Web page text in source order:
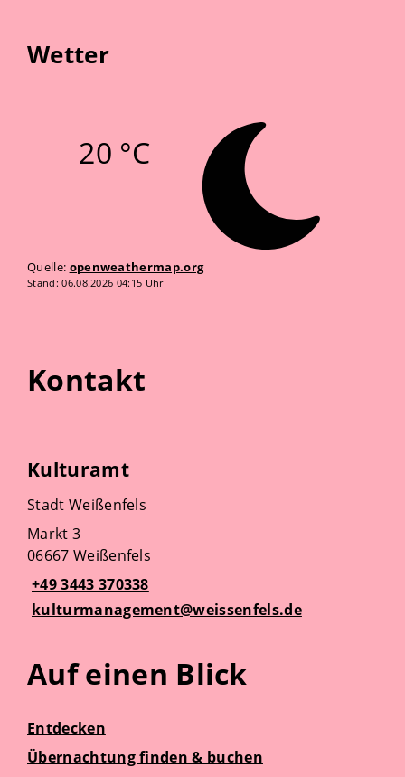
Wetter
20 °C
Quelle: openweathermap.org
Stand: 06.08.2026 04:15 Uhr
Kontakt
Kulturamt
Stadt Weißenfels
Markt 3
06667 Weißenfels
+49 3443 370338
kulturmanagement@weissenfels.de
Auf einen Blick
Entdecken
Übernachtung finden & buchen